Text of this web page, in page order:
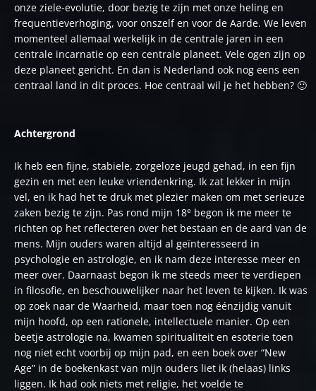
onze ziele-evolutie, door bezig te zijn met onze heling en
frequentieverhoging, voor onszelf en voor de Aarde. We leven
momenteel allemaal werkelijk in de centrale jaren in een
centrale incarnatie op een centrale planeet. Vele ogen zijn op
deze planeet gericht. En dan is Nederland ook nog eens een
centraal land in dit proces. Hoe centraal wil je het hebben? 🙂
Achtergrond
Ik heb een fijne, stabiele, zorgeloze jeugd gehad, in een fijn
gezin en met een leuke vriendenkring. Ik zat lekker in mijn
vel, en ik had het te druk met plezier maken om met serieuze
zaken bezig te zijn. Pas rond mijn 18e begon ik me meer te
richten op het reflecteren over het bestaan en de aard van de
mens. Mijn ouders waren altijd al geïnteresseerd in
psychologie en astrologie, en ik nam deze interesse meer en
meer over. Daarnaast begon ik me steeds meer te verdiepen
in filosofie, en beschouwelijker naar het leven te kijken. Ik was
op zoek naar de Waarheid, maar toen nog éénzijdig vanuit
mijn hoofd, op een rationele, intellectuele manier. Op een
beetje astrologie na, kwamen spiritualiteit en esoterie toen
nog niet echt voorbij op mijn pad, en een boek over “New
Age” in de boekenkast van mijn ouders liet ik (helaas) links
liggen. Ik had ook niets met religie, het voelde te